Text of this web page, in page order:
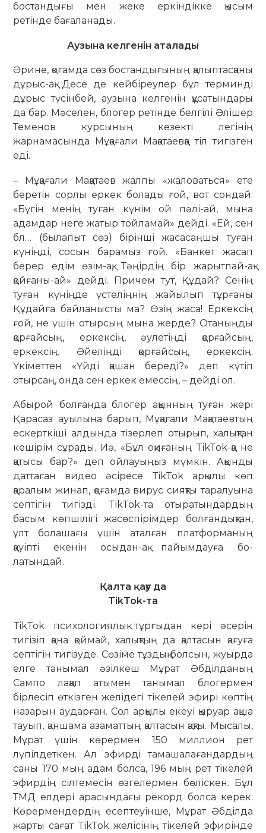
бостандығы мен жеке еркіндікке қысым
ретінде бағаланады.
Аузына келгенін аталады
Әрине, қоғамда сөз бостандығының қалыптасқаны
дұрыс-ақ. Десе де кей­біреулер бұл терминді
дұрыс түсінбей, аузына келгенін құсатындары
да бар. Мәселен, блогер ретінде белгілі Әлішер
Теменов курсының кезекті легінің
жарнамасында Мұқағали Мақа­таевқа тіл тигізген
еді.
– Мұқағали Мақатаев жалпы «жа­ловаться» ете
беретін сорлы еркек болады ғой, вот сондай.
«Бүгін менің туған күнім ой пәлі-ай, мына
адамдар неге жатыр тойламай» дейді. «Ей, сен
бл… (былапыт сөз) бірінші жасасаңшы туған
күніңді, сосын барамыз ғой. «Бан­кет жасап
берер едім өзім-ақ, Тәңір­дің бір жарытпай-ақ
қойғаны-ай» дейді. Причем тут, Құдай? Сенің
туған күніңде үстеліңнің жайылып тұрғаны
Құдайға байланысты ма? Өзің жаса! Еркексің
ғой, не үшін отырсың мына жерде? Отаныңды
қорғайсың, еркексің, әуле­тіңді қорғайсың,
еркексің. Әйеліңді қорғайсың, еркексің.
Үкіметтен «Үйді қашан береді?» деп күтіп
отырсаң, он­да сен еркек емессің, – дейді ол.
Абырой болғанда блогер ақынның туған жері
Қарасаз ауылына барып, Мұқағали Мақатаевтың
ескерткіші ал­дын­да тізерлеп отырып, халықтан
кешірім сұрады. Иә, «Бұл оқиғаның TikTok-қа не
қа­тысы бар?» деп ой­ла­уыңыз мүмкін. Ақынды
даттаған видео әсіресе TikTok арқылы көп
қаралым жинап, қоғамда вирус сияқты таралуына
септігін тигізді. TikTok-та отыратындардың
басым көп­шілігі жас­өспірімдер болғандықтан,
ұлт бо­лашағы үшін аталған платформаның
қауіпті екенін осыдан-ақ пайымдауға бо­
латындай.
Қалта қағу да
TikTok-та
TikTok психологиялық тұрғыдан кері әсерін
тигізіп қана қоймай, халықтың да қалтасын қағуға
септігін тигізуде. Сөзіме тұздық болсын, жуырда
елге танымал әзілкеш Мұрат Әбділданың
Сампо лақап атымен танымал бло­гер­мен
бірлесіп өткізген желідегі тікелей эфирі көптің
назарын аударған. Сол ар­қылы екеуі қыруар ақша
тауып, қаншама азаматтың қалтасын қақты. Мысалы,
Мұрат үшін көрермен 150 миллион рет
лүпілдеткен. Ал эфир­ді тамашалағандардың
саны 170 мың адам болса, 196 мың рет тіке­лей
эфир­дің сілтемесін өзгелермен бө­ліскен. Бұл
ТМД елдері арасындағы рекорд болса керек.
Көрермендердің есептеуінше, Мұрат Әбділда
жарты сағат TikTok же­лісінің тікелей эфирінде